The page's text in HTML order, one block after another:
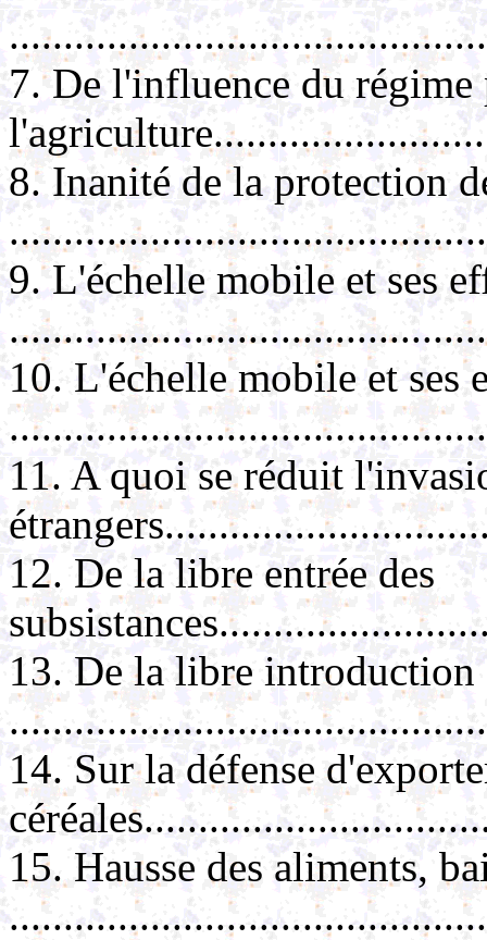
7. De l'influence du régime
8. Inanité de la protection
9. L'échelle mobile et ses
10. L'échelle mobile et ses
11. A quoi se réduit
12. De la libre entrée des
13. De la libre introduction
14. Sur la défense
15. Hausse des aliments,